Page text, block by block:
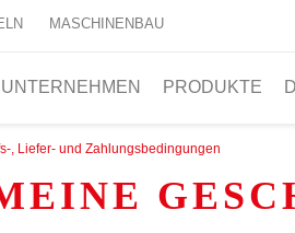
MASCHINENBAU
UNTERNEHMEN PRODUKTE
, Liefer- und Zahlungsbedingungen